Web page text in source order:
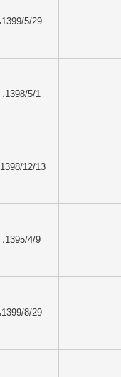
1399/5/29، 03:14 صبح
1398/5/1، 11:01 عصر
1398/12/13، 03:34 عصر
1395/4/9، 03:27 عصر
1399/8/29، 02:46 صبح